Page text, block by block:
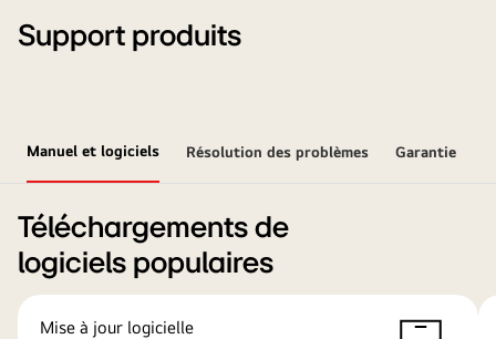
Support produits
Manuel et logiciels Résolution des problèmes Garantie
Téléchargements de
logiciels populaires
Mise à jour logicielle